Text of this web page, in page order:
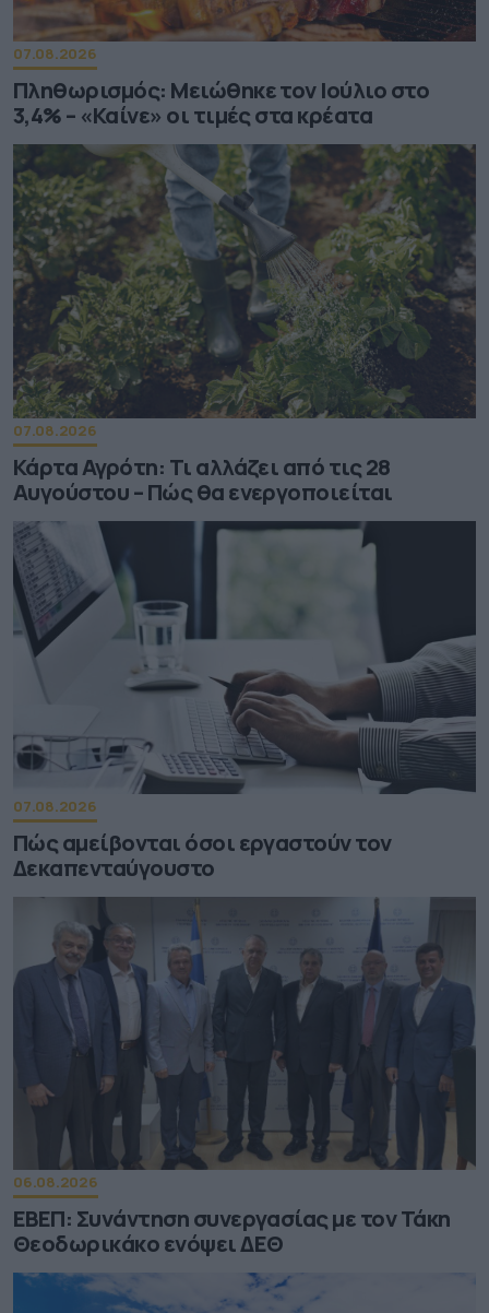
07.08.2026
Πληθωρισμός: Μειώθηκε τον Ιούλιο στο
3,4% – «Καίνε» οι τιμές στα κρέατα
07.08.2026
Κάρτα Αγρότη: Τι αλλάζει από τις 28
Αυγούστου – Πώς θα ενεργοποιείται
07.08.2026
Πώς αμείβονται όσοι εργαστούν τον
Δεκαπενταύγουστο
06.08.2026
ΕΒΕΠ: Συνάντηση συνεργασίας με τον Τάκη
Θεοδωρικάκο ενόψει ΔΕΘ